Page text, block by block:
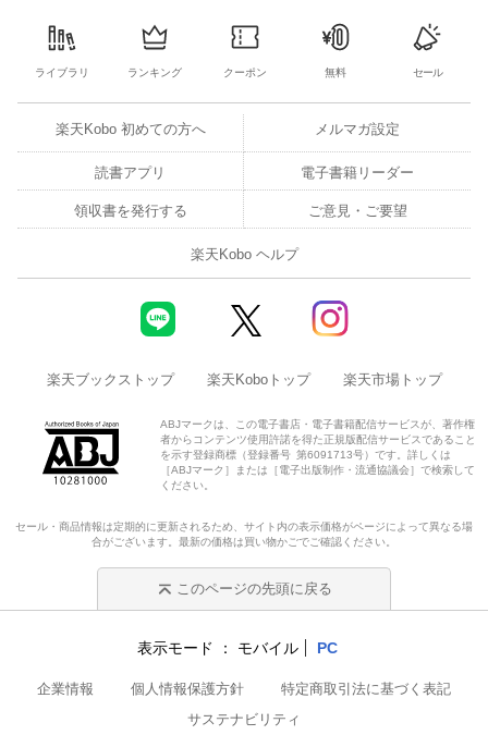
ライブラリ ランキング クーポン 無料 セール
楽天Kobo 初めての方へ メルマガ設定
読書アプリ 電子書籍リーダー
領収書を発行する ご意見・ご要望
楽天Kobo ヘルプ
楽天ブックストップ 楽天Koboトップ 楽天市場トップ
ABJマークは、この電子書店・電子書籍配信サービスが、著作権
者からコンテンツ使用許諾を得た正規版配信サービスであること
を示す登録商標（登録番号 第6091713号）です。詳しくは
［ABJマーク］または［電子出版制作・流通協議会］で検索して
ください。
セール・商品情報は定期的に更新されるため、サイト内の表示価格がページによって異なる場
合がございます。最新の価格は買い物かごでご確認ください。
このページの先頭に戻る
表示モード モバイル PC
企業情報 個人情報保護方針
特定商取引法に基づく表記
サステナビリティ